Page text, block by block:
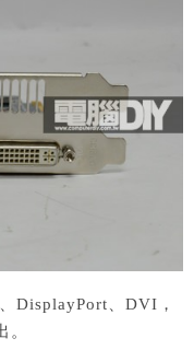
DisplayPort、DVI，
。